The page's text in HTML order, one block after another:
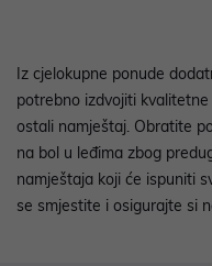
Iz cjelokupne ponude
potrebno izdvojiti
ostali namještaj. Obratite
na bol u leđima zbog
namještaja koji će ispuniti
se smjestite i osigurajte si